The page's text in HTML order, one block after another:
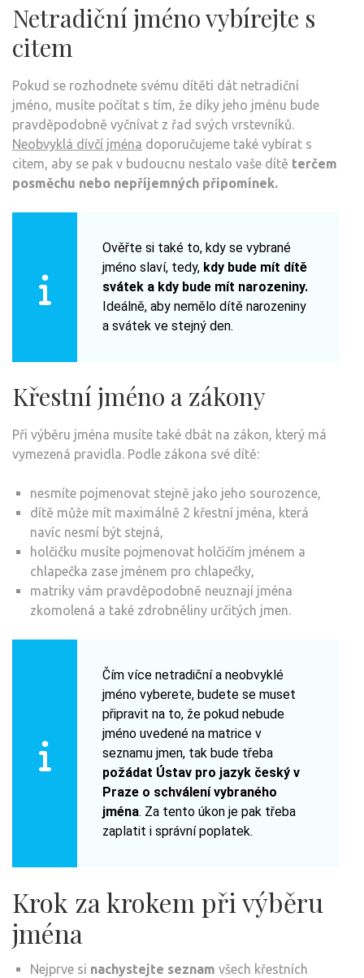
Netradiční jméno vybírejte s
citem
Pokud se rozhodnete svému dítěti dát netradiční
jméno, musíte počítat s tím, že díky jeho jménu bude
pravděpodobně vyčnívat z řad svých vrstevníků.
Neobvyklá dívčí jména doporučujeme také vybírat s
citem, aby se pak v budoucnu nestalo vaše dítě terčem
posměchu nebo nepříjemných připomínek.
Ověřte si také to, kdy se vybrané
jméno slaví, tedy, kdy bude mít dítě
svátek a kdy bude mít narozeniny.
Ideálně, aby nemělo dítě narozeniny
a svátek ve stejný den.
Křestní jméno a zákony
Při výběru jména musíte také dbát na zákon, který má
vymezená pravidla. Podle zákona své dítě:
nesmíte pojmenovat stejně jako jeho sourozence,
dítě může mít maximálně 2 křestní jména, která
navíc nesmí být stejná,
holčičku musíte pojmenovat holčičím jménem a
chlapečka zase jménem pro chlapečky,
matriky vám pravděpodobně neuznají jména
zkomolená a také zdrobněliny určitých jmen.
Čím více netradiční a neobvyklé
jméno vyberete, budete se muset
připravit na to, že pokud nebude
jméno uvedené na matrice v
seznamu jmen, tak bude třeba
požádat Ústav pro jazyk český v
Praze o schválení vybraného
jména. Za tento úkon je pak třeba
zaplatit i správní poplatek.
Krok za krokem při výběru
jména
Nejprve si nachystejte seznam všech křestních